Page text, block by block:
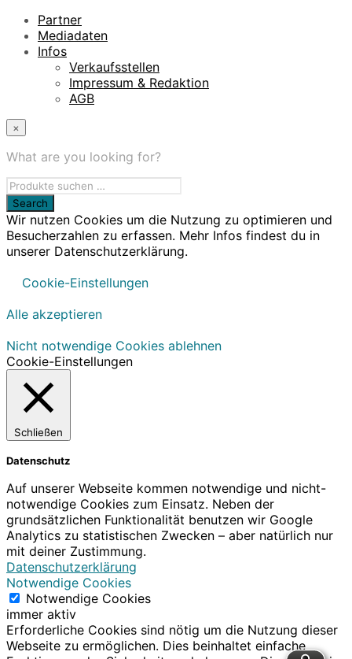
Partner
Mediadaten
Infos
Verkaufsstellen
Impressum & Redaktion
AGB
×
What are you looking for?
Wir nutzen Cookies um die Nutzung zu optimieren und
Besucherzahlen zu erfassen. Mehr Infos findest du in
unserer Datenschutzerklärung.
Cookie-Einstellungen
Alle akzeptieren
Nicht notwendige Cookies ablehnen
Cookie-Einstellungen
Schließen
Datenschutz
Auf unserer Webseite kommen notwendige und nicht-
notwendige Cookies zum Einsatz. Neben der
grundsätzlichen Funktionalität benutzen wir Google
Analytics zu statistischen Zwecken – aber natürlich nur
mit deiner Zustimmung.
Datenschutzerklärung
Notwendige Cookies
Notwendige Cookies
immer aktiv
Erforderliche Cookies sind nötig um die Nutzung dieser
Webseite zu ermöglichen. Dies beinhaltet einfache